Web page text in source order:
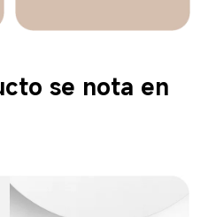
se nota en